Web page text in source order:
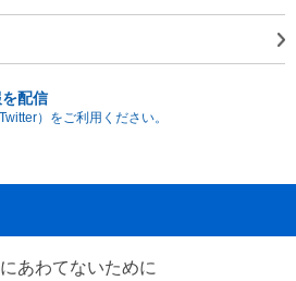
配信
）をご利用ください。
あわてないために